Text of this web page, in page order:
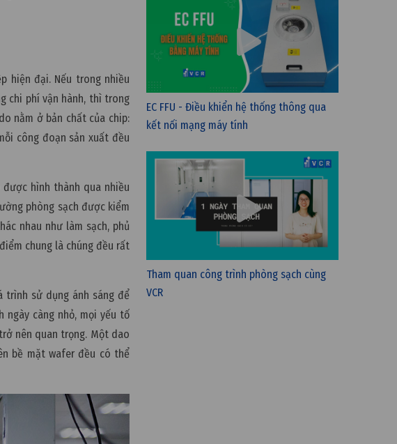
hiện đại. Nếu trong nhiều
chi phí vận hành, thì trong
nằm ở bản chất của chip:
công đoạn sản xuất đều
hình thành qua nhiều
phòng sạch được kiểm
nhau như làm sạch, phủ
chung là chúng đều rất
trình sử dụng ánh sáng để
ngày càng nhỏ, mọi yếu tố
nên quan trọng. Một dao
bề mặt wafer đều có thể
EC FFU - Điều khiển hệ thống thông qua
kết nối mạng máy tính
Tham quan công trình phòng sạch cùng
VCR